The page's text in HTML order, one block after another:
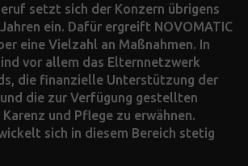
setzt sich der Konzern übrigens
ein. Dafür ergreift NOVOMATIC
eine Vielzahl an Maßnahmen. In
vor allem das Elternnetzwerk
die finanzielle Unterstützung der
die zur Verfügung gestellten
und Pflege zu erwähnen.
sich in diesem Bereich stetig